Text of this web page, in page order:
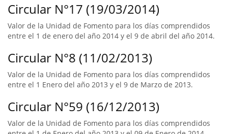
Circular N°17 (19/03/2014)
Valor de la Unidad de Fomento para los días comprendidos
entre el 1 de enero del año 2014 y el 9 de abril del año 2014.
Circular N°8 (11/02/2013)
Valor de la Unidad de Fomento para los días comprendidos
entre el 1 Enero del año 2013 y el 9 de Marzo de 2013.
Circular N°59 (16/12/2013)
Valor de la Unidad de Fomento para los días comprendidos